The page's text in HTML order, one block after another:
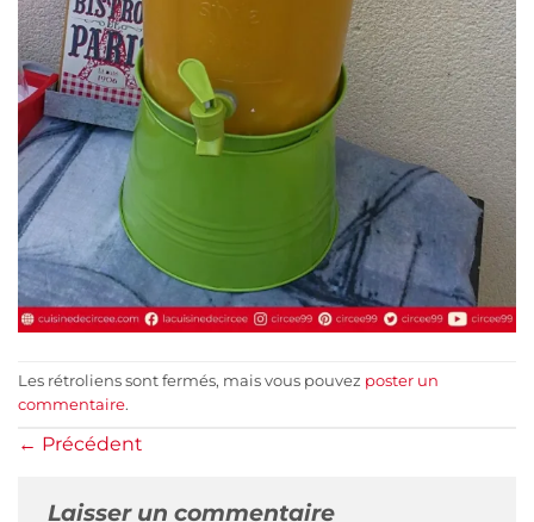
Les rétroliens sont fermés, mais vous pouvez poster un
commentaire.
← Précédent
Laisser un commentaire